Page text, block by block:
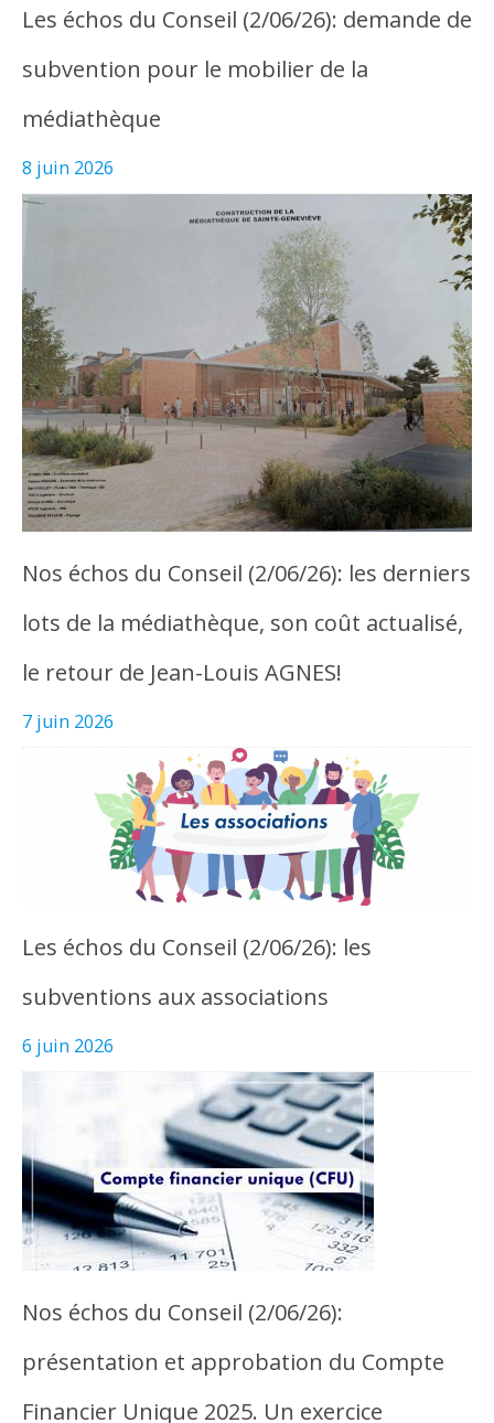
Les échos du Conseil (2/06/26): demande de
subvention pour le mobilier de la
médiathèque
8 juin 2026
Nos échos du Conseil (2/06/26): les derniers
lots de la médiathèque, son coût actualisé,
le retour de Jean-Louis AGNES!
7 juin 2026
Les échos du Conseil (2/06/26): les
subventions aux associations
6 juin 2026
Nos échos du Conseil (2/06/26):
présentation et approbation du Compte
Financier Unique 2025. Un exercice